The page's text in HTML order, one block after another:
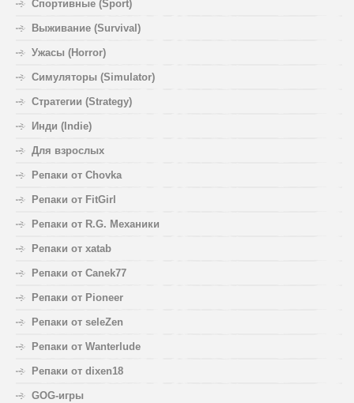
Спортивные (Sport)
Выживание (Survival)
Ужасы (Horror)
Симуляторы (Simulator)
Стратегии (Strategy)
Инди (Indie)
Для взрослых
Репаки от Chovka
Репаки от FitGirl
Репаки от R.G. Механики
Репаки от xatab
Репаки от Canek77
Репаки от Pioneer
Репаки от seleZen
Репаки от Wanterlude
Репаки от dixen18
GOG-игры